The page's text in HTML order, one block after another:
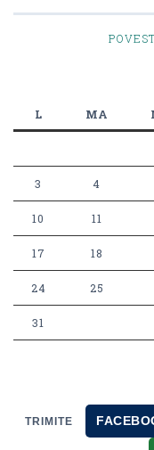
L MA
3 4
10 11
17 18
24 25
31
TRIMITE